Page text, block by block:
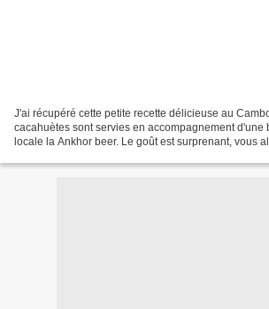
J'ai récupéré cette petite recette délicieuse au
cacahuètes sont servies en accompagnement d'une
locale la Ankhor beer. Le goût est surprenant, vous